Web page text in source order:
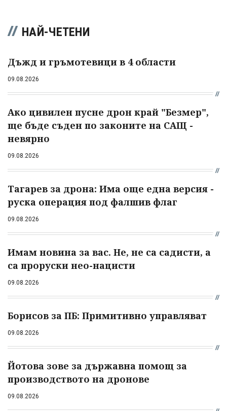
НАЙ-ЧЕТЕНИ
Дъжд и гръмотевици в 4 области
09.08.2026
Ако цивилен пусне дрон край "Безмер",
ще бъде съден по законите на САЩ -
невярно
09.08.2026
Тагарев за дрона: Има още една версия -
руска операция под фалшив флаг
09.08.2026
Имам новина за вас. Не, не са садисти, а
са проруски нео-нацисти
09.08.2026
Борисов за ПБ: Примитивно управляват
09.08.2026
Йотова зове за държавна помощ за
производството на дронове
09.08.2026